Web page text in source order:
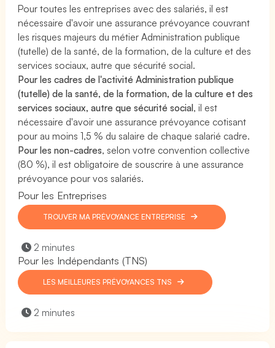
Pour toutes les entreprises avec des salariés, il est
nécessaire d'avoir une assurance prévoyance couvrant
les risques majeurs du métier Administration publique
(tutelle) de la santé, de la formation, de la culture et des
services sociaux, autre que sécurité social.
Pour les cadres de l'activité Administration publique
(tutelle) de la santé, de la formation, de la culture et des
services sociaux, autre que sécurité social, il est
nécessaire d'avoir une assurance prévoyance cotisant
pour au moins 1,5 % du salaire de chaque salarié cadre.
Pour les non-cadres, selon votre convention collective
(80 %), il est obligatoire de souscrire à une assurance
prévoyance pour vos salariés.
Pour les Entreprises
TROUVER MA PRÉVOYANCE ENTREPRISE
2 minutes
Pour les Indépendants (TNS)
LES MEILLEURES PRÉVOYANCES TNS
2 minutes